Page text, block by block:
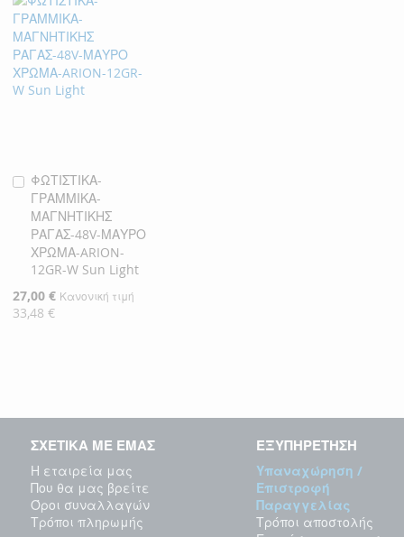
ΦΩΤΙΣΤΙΚΑ-
ΓΡΑΜΜΙΚΑ-
ΜΑΓΝΗΤΙΚΗΣ
ΡΑΓΑΣ-48V-ΜΑΥΡΟ
ΧΡΩΜΑ-ARION-
12GR-W Sun Light
Ειδική
Τιμή
27,00 € Κανονική τιμή
33,48 €
Προσθήκη
στο
Καλάθι
ΣΧΕΤΙΚΑ ΜΕ ΕΜΑΣ
Η εταιρεία μας
Που θα μας βρείτε
Όροι συναλλαγών
Τρόποι πληρωμής
ΕΞΥΠΗΡΕΤΗΣΗ
Υπαναχώρηση /
Επιστροφή
Παραγγελίας
Τρόποι αποστολής